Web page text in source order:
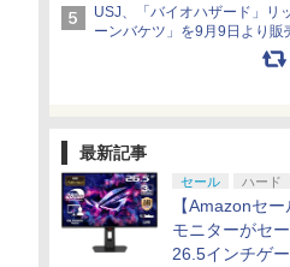
USJ、「バイオハザード」リ
ーンバケツ」を9月9日より
組み。味は恐怖を堪のう「味
最新記事
セール ハード
【Amazonセ
モニターがセー
26.5インチゲ